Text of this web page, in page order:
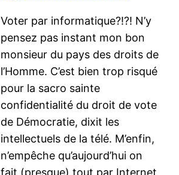
Voter par informatique?!?! N’y
pensez pas instant mon bon
monsieur du pays des droits de
l’Homme. C’est bien trop risqué
pour la sacro sainte
confidentialité du droit de vote
de Démocratie, dixit les
intellectuels de la télé. M’enfin,
n’empêche qu’aujourd’hui on
fait (presque) tout par Internet